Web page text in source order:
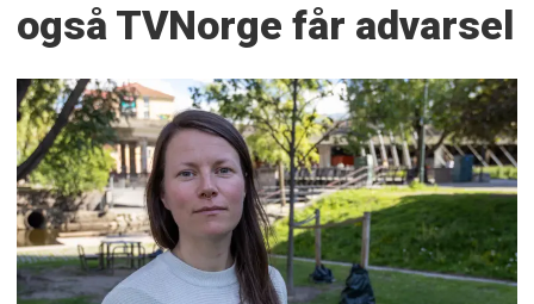
også TVNorge får advarsel